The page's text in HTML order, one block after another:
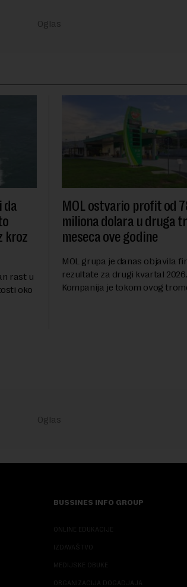
da
kroz
rast u
oko
MOL ostvario profit od
miliona dolara u druga
meseca ove godine
MOL grupa je danas objavila
rezultate za drugi kvartal
Kompanija je tokom ovog
BUSSINES INFO GROUP
ONLINE EDUKACIJE
IZDAVAŠTVO
MEDIJSKE OBUKE
ORGANIZACIJA DOGADJAJA